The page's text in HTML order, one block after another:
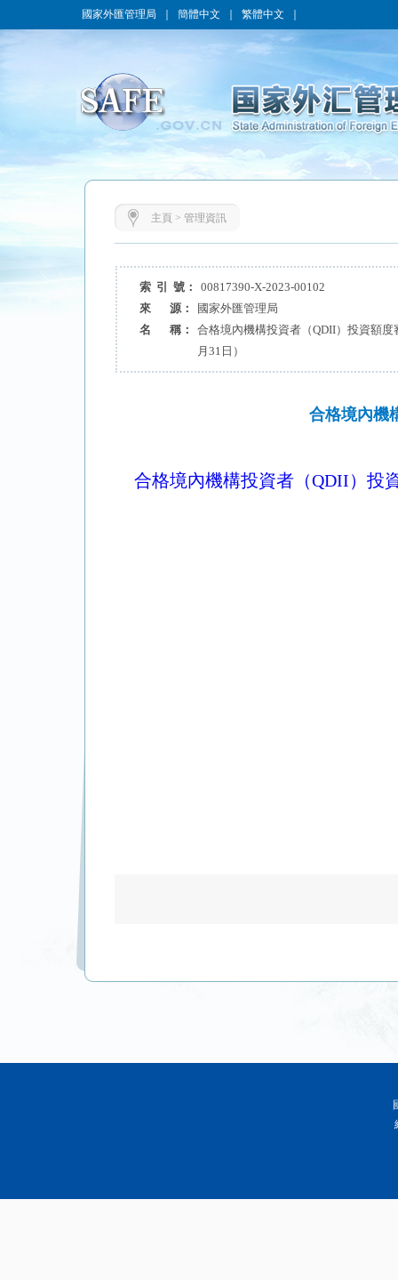
國家外匯管理局 簡體中文 繁體中文
主頁 > 管理資訊
索 引 號：
00817390-X-2023-00102
來 源：
國家外匯管理局
名 稱：
合格境內機構投資者（QDII）投資額
月31日）
合格境內機
合格境內機構投資者（QDII）投